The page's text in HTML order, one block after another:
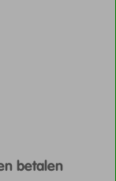
betalen